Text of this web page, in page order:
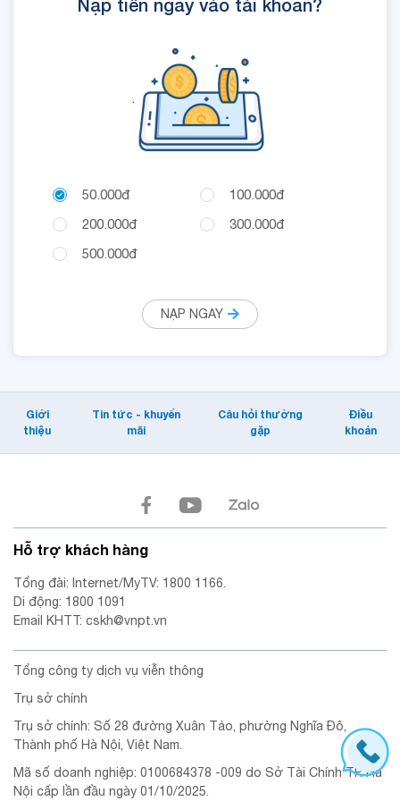
Nạp tiền ngay vào tài khoản?
.
50.000đ
100.000đ
200.000đ
300.000đ
500.000đ
NẠP NGAY
Giới
thiệu
Tin tức - khuyến
mãi
Câu hỏi thường
gặp
Điều
khoản
Hỗ trợ khách hàng
Tổng đài: Internet/MyTV: 1800 1166.
Di động: 1800 1091
Email KHTT: cskh@vnpt.vn
Tổng công ty dịch vụ viễn thông
Trụ sở chính
Trụ sở chính: Số 28 đường Xuân Tảo, phường Nghĩa Đô,
Thành phố Hà Nội, Việt Nam.
Mã số doanh nghiệp: 0100684378 -009 do Sở Tài Chính TP. Hà
Nội cấp lần đầu ngày 01/10/2025.